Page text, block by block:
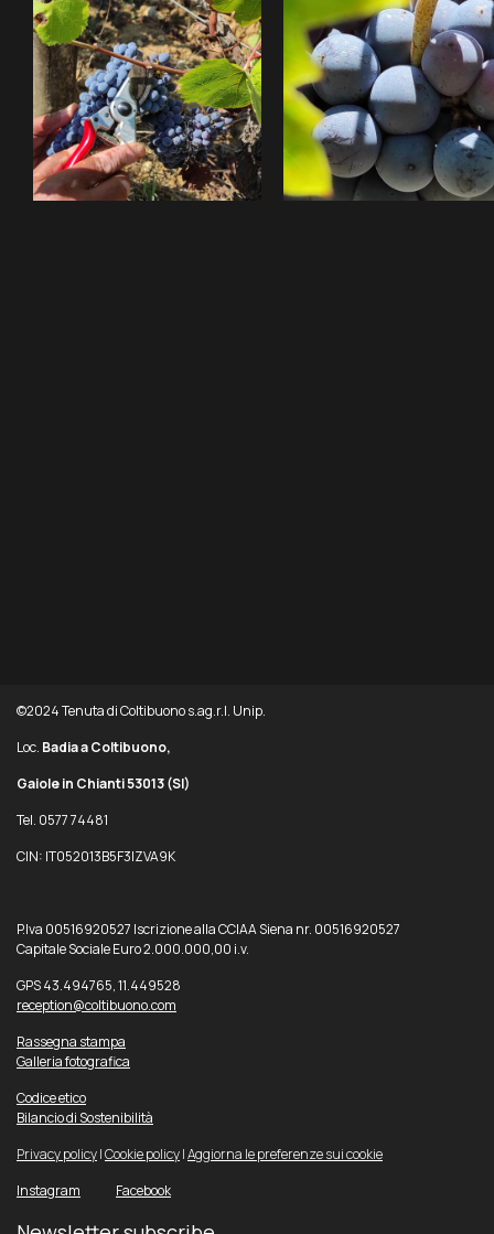
©2024 Tenuta di Coltibuono s.ag.r.l. Unip.
Loc. Badia a Coltibuono,
Gaiole in Chianti 53013(SI)
Tel. 0577 74481
CIN: IT052013B5F3IZVA9K
P.Iva 00516920527 Iscrizione alla CCIAA Siena nr. 00516920527
Capitale Sociale Euro 2.000.000,00 i.v.
GPS 43.494765, 11.449528
reception@coltibuono.com
Rassegna stampa
Galleria fotografica
Codice etico
Bilancio di Sostenibilità
Privacy policy|Cookie policy|Aggiorna le preferenze sui cookie
Instagram
Facebook